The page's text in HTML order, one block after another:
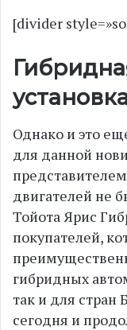
[divider
Однако и это
для данной
двигателей не
Тойота Ярис
покупателей,
гибридных
так и для стран
сегодня и